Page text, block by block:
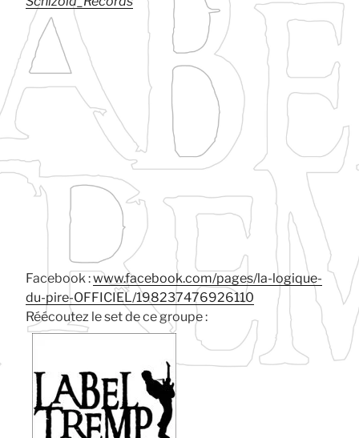
Facebook :www.facebook.com/pages/la-logique-
du-pire-OFFICIEL/198237476926110
Réécoutez le set de ce groupe :